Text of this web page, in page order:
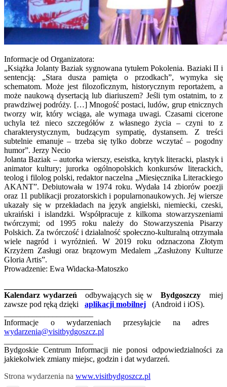
Informacje od Organizatora:
„Książka Jolanty Baziak sygnowana tytułem Pokolenia. Baziaki II i
sentencją: „Stara dusza pamięta o przodkach”, wymyka się
schematom. Może jest filozoficznym, historycznym reportażem, a
może naukową dysertacją lub diariuszem? Jeśli tym ostatnim, to z
prawdziwej podróży. […] Mnogość postaci, ludów, grup etnicznych
tworzy wir, który wciąga, ale wymaga uwagi. Czasami cicerone
uchyla też nieco szczegółów z własnego życia – czyni to z
charakterystycznym, budzącym sympatię, dystansem. Z treści
subtelnie emanuje – trzeba się tylko dobrze wczytać – pogodny
humor”. Jerzy Necio
Jolanta Baziak – autorka wierszy, eseistka, krytyk literacki, plastyk i
animator kultury; jurorka ogólnopolskich konkursów literackich,
teolog i filolog polski, redaktor naczelna „Miesięcznika Literackiego
AKANT”. Debiutowała w 1974 roku. Wydała 14 zbiorów poezji
oraz 11 publikacji prozatorskich i popularnonaukowych. Jej wiersze
ukazały się w przekładach na język angielski, niemiecki, czeski,
ukraiński i islandzki. Współpracuje z kilkoma stowarzyszeniami
twórczymi; od 1995 roku należy do Stowarzyszenia Pisarzy
Polskich. Za twórczość i działalność społeczno-kulturalną otrzymała
wiele nagród i wyróżnień. W 2019 roku odznaczona Złotym
Krzyżem Zasługi oraz brązowym Medalem „Zasłużony Kulturze
Gloria Artis”.
Prowadzenie: Ewa Widacka-Matoszko
Kalendarz wydarzeńodbywających się wBydgoszczymiej
zawsze pod ręką dzięki aplikacji mobilnej
(Android i iOS).
Informacje o wydarzeniach przesyłajcie na adres
wydarzenia@visitbydgoszcz.pl
Bydgoskie Centrum Informacji nie ponosi odpowiedzialności za
jakiekolwiek zmiany miejsc, godzin i dat wydarzeń.
Strona wydarzenia na www.visitbydgoszcz.pl